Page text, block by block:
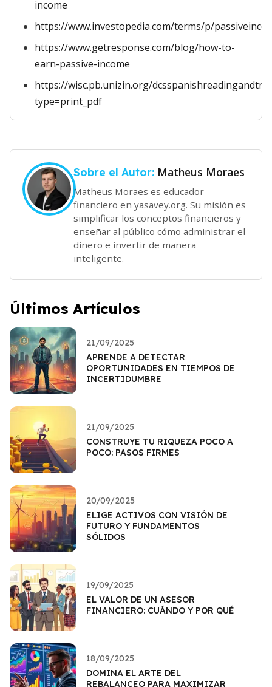
income
https://www.investopedia.com/terms/p/
https://www.getresponse.com/blog/how-to-
earn-passive-income
https://wisc.pb.unizin.org/
type=print_pdf
Sobre el Autor: Matheus Moraes
Matheus Moraes es educador
financiero en yasavey.org. Su misión es
simplificar los conceptos financieros y
enseñar al público cómo administrar el
dinero e invertir de manera
inteligente.
Últimos Artículos
21/09/2025
APRENDE A DETECTAR
OPORTUNIDADES EN TIEMPOS DE
INCERTIDUMBRE
21/09/2025
CONSTRUYE TU RIQUEZA POCO A
POCO: PASOS FIRMES
20/09/2025
ELIGE ACTIVOS CON VISIÓN DE
FUTURO Y FUNDAMENTOS
SÓLIDOS
19/09/2025
EL VALOR DE UN ASESOR
FINANCIERO: CUÁNDO Y POR QUÉ
18/09/2025
DOMINA EL ARTE DEL
REBALANCEO PARA MAXIMIZAR